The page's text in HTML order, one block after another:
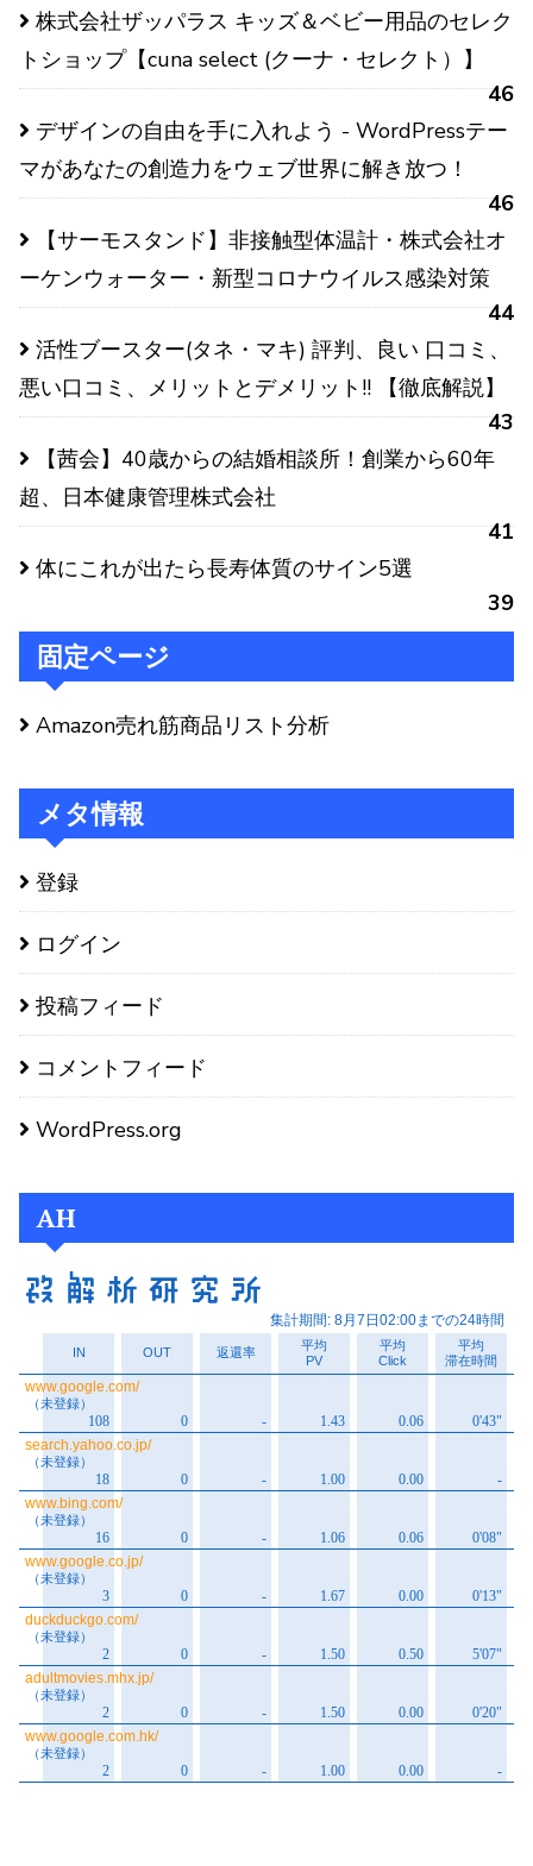
株式会社ザッパラス キッズ＆ベビー用品のセレク
トショップ【cuna select (クーナ・セレクト）】
46
デザインの自由を手に入れよう - WordPressテー
マがあなたの創造力をウェブ世界に解き放つ！
46
【サーモスタンド】非接触型体温計・株式会社オ
ーケンウォーター・新型コロナウイルス感染対策
44
活性ブースター(タネ・マキ) 評判、良い 口コミ、
悪い口コミ、メリットとデメリット!! 【徹底解説】
43
【茜会】40歳からの結婚相談所！創業から60年
超、日本健康管理株式会社
41
体にこれが出たら長寿体質のサイン5選
39
固定ページ
Amazon売れ筋商品リスト分析
メタ情報
登録
ログイン
投稿フィード
コメントフィード
WordPress.org
AH